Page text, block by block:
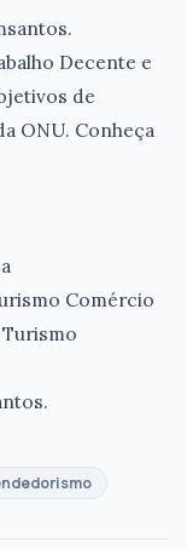
Decente e
de
ONU. Conheça
Comércio